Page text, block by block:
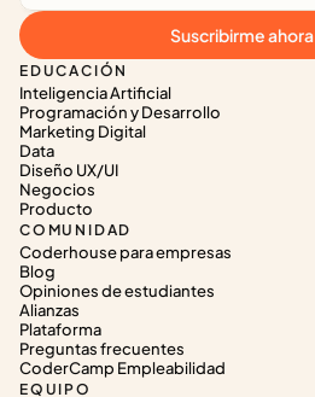
EDUCACIÓN
Inteligencia Artificial
Programación y Desarrollo
Marketing Digital
Data
Diseño UX/UI
Negocios
Producto
COMUNIDAD
Coderhouse para empresas
Blog
Opiniones de estudiantes
Alianzas
Plataforma
Preguntas frecuentes
CoderCamp Empleabilidad
EQUIPO
Suscribirme ahora